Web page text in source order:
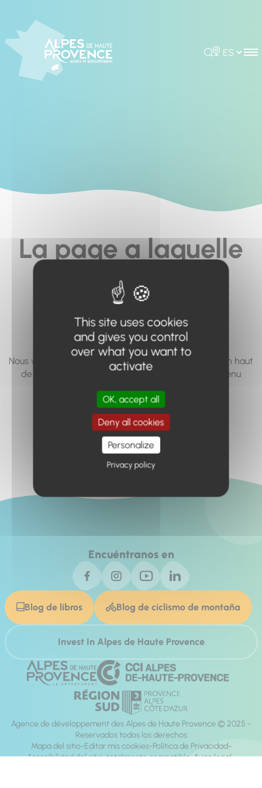
Rechercher
Choisir la
La page a laquelle
vous cherchez à
accéder n'existe
pas... ou plus.
Nous vous invitons à utiliser le moteur de recherche en haut
de page, ou à utiliser le menu pour trouver le contenu
Retour à l'accueil
Encuéntranos en
Blog de libros Blog de ciclismo de montaña
Invest In Alpes de Haute Provence
Agence de développement des Alpes de Haute Provence © 2025 -
Reservados todos los derechos
Mapa del sitio Editar mis cookies Política de Privacidad
Accesibilidad del sitio: totalmente compatible Aviso legal
This site uses cookies
and gives you control
over what you want to
activate
OK, accept all
Deny all cookies
Personalize
Privacy policy